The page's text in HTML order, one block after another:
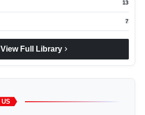
13
7
View Full Library chevron_right
US